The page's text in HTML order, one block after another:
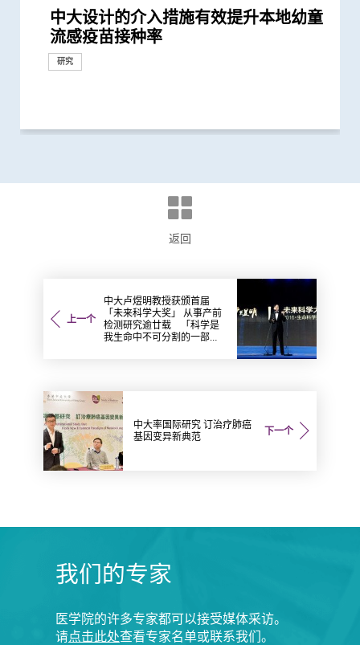
中大设计的介入措施有效提升本地幼童
流感疫苗接种率
研究
中大医学院调查发现 仅4分之1未接种
新冠疫苗人士有意於未来半年接种 必
须尽快增加接种诱因
中大医学院研究指幼儿成为新冠病毒
「隐形传播者」的风险不容忽视 病毒
载量及带活性病毒的比例偏高 持续带...
中大研究揭示子宫颈癌疫苗接种计划的
成功关键
研究
中大就七种常见呼吸道病毒进行全港首
个流行病学分析 发现「呼吸道合胞病
毒」及「甲型流感」为两大致命病毒
中大医学院发现手术治疗可降低严重睡
眠窒息症儿童患者血压 术后控制体重
对管理病情同样重要
中大医学院研究指儿童睡眠窒息症增加
成年后患高血压的风险
研究
中大医学院推算全港约有二万名未被发
现新冠感染者 研究证实本港所有疫苗
接种者均产生中和抗体 呼吁透过接种...
中大医学院调查发现政府在推动新冠疫
苗接种上扮演最重要角色
研究
中大证实以鼻纸条采集鼻液样本检测新
冠肺炎安全、简易及准确度高 适用於
不同年龄层 提倡广泛使用以达更佳疫...
中大招募三千港人 侦查隐性新冠感染
拆解防疫关键
研究
中大研究发现本港四成青少年睡眠不足
增患心血管病风险
研究
中大研究发现本地每5名口咽癌患者1人
感染HPV病毒 推公众筛查以了解口腔感
染HPV情况
中大发现本港孕妇乙肝带菌率维持偏高
与25年前未引入初生婴儿全面疫苗计划
时相若
中大发现新型流感疫苗有助本港更有效
控制流行性感冒
研究
中大发现本港学童便秘与家庭及环境因
素息息相关
研究
中大公布本港严重人类猪型流感的最新
情况
研究
中大研发新型抗病毒分子骨架 有助研
发安全高效药物应付病毒变异
研究
中大医学院全球研究揭示头颈癌发病风
险存在地域差异 本港整体发病率高於
全球平均水平 全球女性发病风险趋升
中大研究发现11种与蟹过敏相关的致敏
原 有助精准过敏诊断 皇帝蟹不是真正
的「蟹」 具独有致敏原
中大医学院建立「鱼类过敏阶梯」系统
为鱼过敏患者提供循证的个人化戒口建
议
中大研究证实其研发的口服微囊锁活菌
微生态配方SIM03 有效纾缓儿童湿疹
改善患者生活质素
中大儿童急性淋巴细胞白血病全国性多
中心研究 证实新生物标志物助预测复
发风险 提供治疗新策略
中大公布两项针对本港儿童及青少年与
长者精神健康调查
研究
中大医学院发现可预测新冠疫苗长期药
效的肠道微生物和代谢物标记
研究
新冠疫苗复必泰及科兴引发之「T细胞
反应」可有效预防不同新冠病毒变异株
引起的严重疾病
中大医学院研究发现11种与虾敏感相关
的致敏原 有助推动食物敏感精准诊断
研究
中大研究显示新冠风土化期间市民愿意
继续戴口罩及用酒精消毒液洁手 但接
种新冠疫苗加强剂意愿偏低
中大破解全球最全面的「美国蟑螂」基
因组图谱 揭示蟑螂新型致敏原 有助开
发精准免疫治疗
中大卓越儿童健康研究所成功结合药物
及基因测试 实现「精准个人化治疗」
为难治型儿童血癌患者带来新希望
中大调查发现本港南亚裔家长就女儿是
否接种HPV疫苗面对多重挑战 冀消除种
族差异 提高疫苗接种率
中大成功开发实时生物信息平台评估新
冠疫苗效用 针对变异病毒 准确度达
95%
本港儿童疫情期间生活习惯全线失守
疫下儿童超重和肥胖比率增近两倍 疫
后抗拒「重回正轨」
中大研究揭开蟎虫进化史 有助加强预
防、诊断和治疗常见的蟎过敏
研究
中大研究显示第三剂疫苗是高危群组抵
抗新冠病毒感染的关键
研究
中大医学院证实「嗜硷性粒细胞活化测
试」 能准确诊断虾敏感 表现更胜常规
测试
港大及中大医学院联合研究发现 新型
冠状病毒变异株 Omicron 可大幅减低
复必泰疫苗的病毒中和能力
中大港大联合研究发现「青春双歧杆
菌」可加强新冠疫苗成效
研究
中大研究显示订立标准的实验设置有助
确保新冠病毒核酸检测表现
研究
中大研究发现半数受访儿童癌症康复者
曾使用替代补充疗法 或存在「药疗相
互作用」风险
中大研发电脑演算平台 创新通过基因
数据实时评估疫苗功效
研究
中大医学院研究发现鲩鱼为本港鱼类过
敏的主要源头 新致敏原「小清蛋白
Cten i 1」有助提升诊断准确度
中大证新冠婴孩患者粪便带病毒 可成
隐形传播者 成立新冠病毒检测中心 致
力为婴幼儿作粪便检测
中大全球首证新冠患者肠道微生态现失
衡状况 成功研发益生菌配方平衡肠道
微生态 有望增强免疫力
中大医学院为机场抵港人士提供免费粪
便检测服务 首阶段以儿童及婴孩为目
标 助揪出感染新型冠状病毒「隐形个...
中大发现新型冠状病毒于呼吸道清除后
仍存留于粪便 计划为检疫中心隔离人
士化验粪便 及早揪出「隐形个案」减...
中大研究发现田园生活有助预防儿童罹
患哮喘
研究
中大将开展最新「细胞治疗」临床研究
首阶段引入CAR-T治疗血癌新方法
研究
「香港中文大学卓越儿童健康研究所」
正式成立 结合全球跨学科力量 促进儿
童健康和福祉
中大成立亚洲首间「微生物移植及研究
中心」
研究
中大建议所有孕妇作口服葡萄糖耐量测
试 全港两成孕妇患妊娠糖尿 研究发现
其子女糖尿病风险为同龄儿童3倍
中大再获夏约书孤儿症基金会支持新生
儿筛查服务 新增「先天性肾上腺皮质
增生症」检测
中大领导团队全球率先破解粉尘蟎基因
组 为吸入性过敏疾病提供诊断及治疗
新方向
中大研究发现成年人及长者感染呼吸道
合胞病毒和流感病毒可致命
研究
中大展开全港睡眠健康教育及改善计划
建立健康睡眠及健康校园生活
健康推广计划
中大率先为内地地贫病童进行磁共振铁
质评估 有效减低死亡风险
临床服务
返回
上一个
中大卢煜明教授获颁首届
「未来科学大奖」 从事产前
检测研究逾廿载 「科学是
我生命中不可分割的一部
下一个
中大率国际研究 订治疗肺癌
基因变异新典范
我们的专家
医学院的许多专家都可以接受媒体采访。
请点击此处查看专家名单或联系我们。